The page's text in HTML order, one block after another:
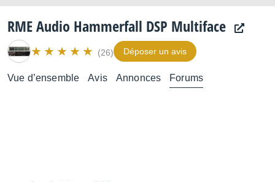
RME Audio Hammerfall DSP Multiface
(26) Déposer un avis
Vue d’ensemble Avis Annonces Forums